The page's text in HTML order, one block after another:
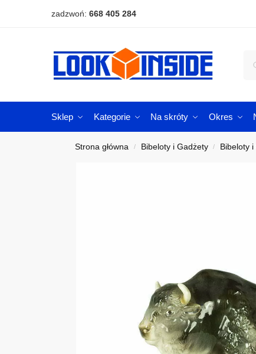
zadzwoń: 668 405 284
Sklep Kategorie Na skróty Okres
Strona główna / Bibeloty i Gadżety / Bibeloty